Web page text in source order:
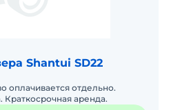
Shantui SD22
оплачивается отдельно.
аренда.